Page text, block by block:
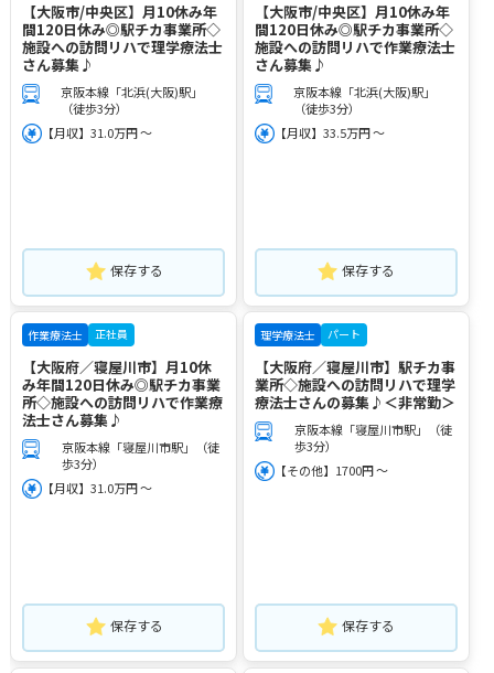
【大阪市/中央区】月10休み年
間120日休み◎駅チカ事業所◇
施設への訪問リハで理学療法士
さん募集♪
京阪本線「北浜(大阪)駅」
（徒歩3分）
【月収】31.0万円 ～
保存する
【大阪市/中央区】月10休み年
間120日休み◎駅チカ事業所◇
施設への訪問リハで作業療法士
さん募集♪
京阪本線「北浜(大阪)駅」
（徒歩3分）
【月収】33.5万円 ～
保存する
作業療法士 正社員
【大阪府／寝屋川市】月10休
み年間120日休み◎駅チカ事業
所◇施設への訪問リハで作業療
法士さん募集♪
京阪本線「寝屋川市駅」（徒
歩3分）
【月収】31.0万円 ～
保存する
理学療法士 パート
【大阪府／寝屋川市】駅チカ事
業所◇施設への訪問リハで理学
療法士さんの募集♪＜非常勤＞
京阪本線「寝屋川市駅」（徒
歩3分）
【その他】1700円 ～
保存する